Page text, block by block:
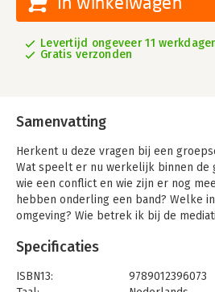
Levertijd ongeveer 11
Gratis verzonden
Samenvatting
Herkent u deze vragen bij een
Wat speelt er nu werkelijk binnen de
wie een conflict en wie zijn er nog
hebben onderling een band? Welke
omgeving? Wie betrek ik bij de
Dit eerste Nederlandse boek over
uit de veelzijdige praktijkervaring van
Specificaties
ISBN13:
9789012396073